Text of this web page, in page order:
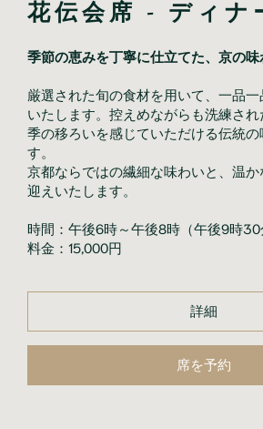
花伝会席 - ディナ
季節の恵みを丁寧に仕立てた、京の
厳選された旬の食材を用いて、一品
いたします。控えめながらも洗練さ
季の移ろいを感じていただける伝統の
す。
京都ならではの繊細な味わいと、温
迎えいたします。
時間：午後6時～午後8時（午後9時30
料金：15,000円
詳細
席を予約